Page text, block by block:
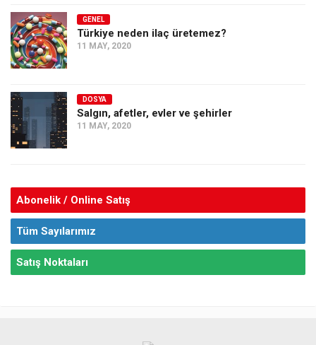
GENEL
Türkiye neden ilaç üretemez?
11 MAY, 2020
DOSYA
Salgın, afetler, evler ve şehirler
11 MAY, 2020
Abonelik / Online Satış
Tüm Sayılarımız
Satış Noktaları